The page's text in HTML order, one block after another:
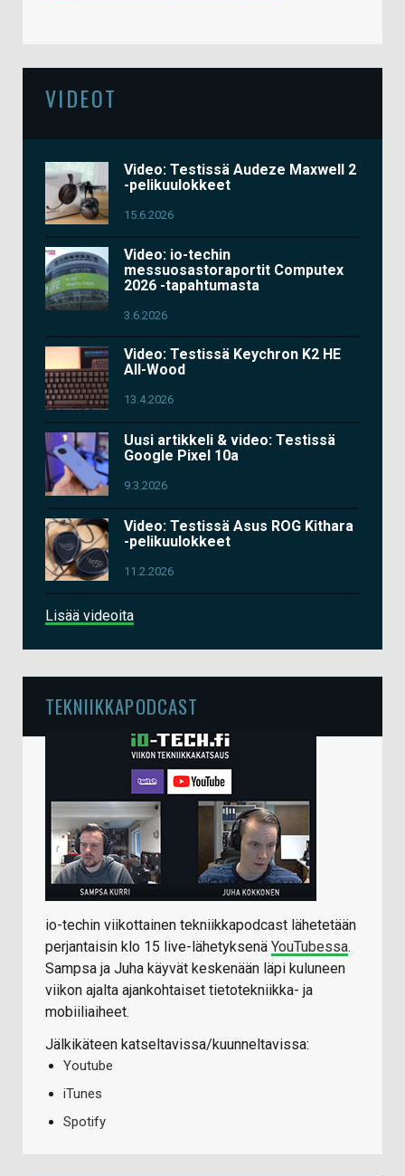
VIDEOT
Video: Testissä Audeze Maxwell 2
-pelikuulokkeet
15.6.2026
Video: io-techin
messuosastoraportit Computex
2026 -tapahtumasta
3.6.2026
Video: Testissä Keychron K2 HE
All-Wood
13.4.2026
Uusi artikkeli & video: Testissä
Google Pixel 10a
9.3.2026
Video: Testissä Asus ROG Kithara
-pelikuulokkeet
11.2.2026
Lisää videoita
TEKNIIKKAPODCAST
io-techin viikottainen tekniikkapodcast lähetetään
perjantaisin klo 15 live-lähetyksenä YouTubessa.
Sampsa ja Juha käyvät keskenään läpi kuluneen
viikon ajalta ajankohtaiset tietotekniikka- ja
mobiiliaiheet.
Jälkikäteen katseltavissa/kuunneltavissa:
Youtube
iTunes
Spotify